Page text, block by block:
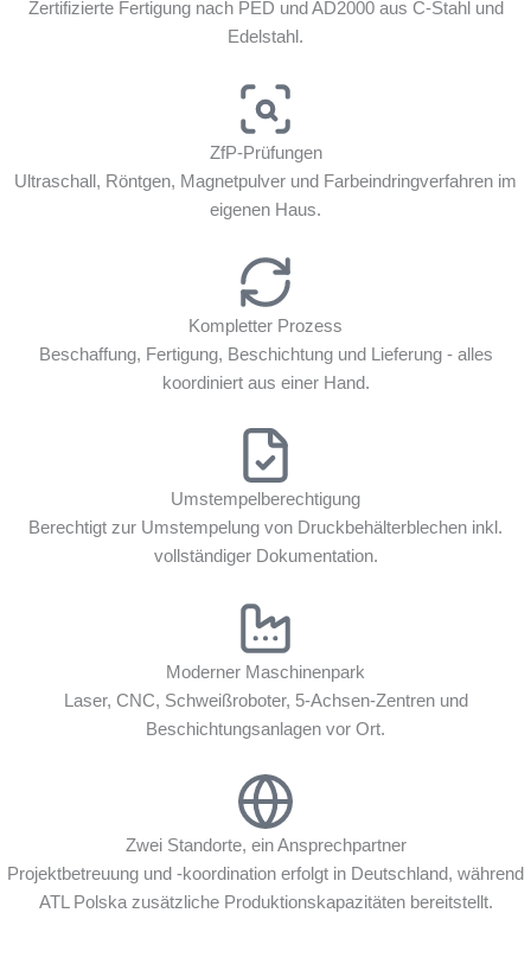
Zertifizierte Fertigung nach PED und AD2000 aus C-Stahl und
Edelstahl.
ZfP-Prüfungen
Ultraschall, Röntgen, Magnetpulver und Farbeindringverfahren im
eigenen Haus.
Kompletter Prozess
Beschaffung, Fertigung, Beschichtung und Lieferung - alles
koordiniert aus einer Hand.
Umstempelberechtigung
Berechtigt zur Umstempelung von Druckbehälterblechen inkl.
vollständiger Dokumentation.
Moderner Maschinenpark
Laser, CNC, Schweißroboter, 5-Achsen-Zentren und
Beschichtungsanlagen vor Ort.
Zwei Standorte, ein Ansprechpartner
Projektbetreuung und -koordination erfolgt in Deutschland, während
ATL Polska zusätzliche Produktionskapazitäten bereitstellt.